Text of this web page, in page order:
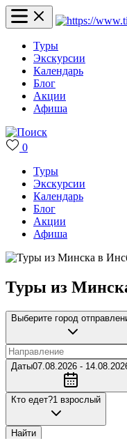
Туры
Экскурсии
Календарь
Блог
Акции
Афиша
0
Туры
Экскурсии
Календарь
Блог
Акции
Афиша
Туры из
Выберите город
Даты07.08.2026 -
Кто едет?1 взрослый
Найти